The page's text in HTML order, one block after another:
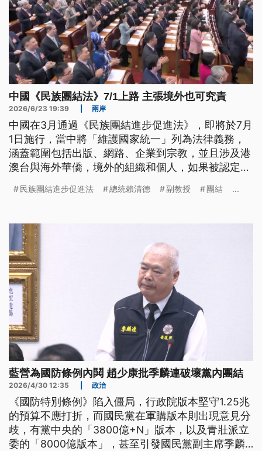
中國《民族團結法》7/1上路 主張境外也可究責
2026/6/23 19:39 兩岸
中國在3月通過《民族團結進步促進法》，即將於7月
1日施行，當中將「維護國家統一」列為法律義務，
涵蓋範圍包括出版、網路、企業到宗教，並且涉及港
澳台與海外華僑，境外的組織和個人，如果被認定有
任。陸委會提醒，中共用詞模糊，恐怕被任意冠上罪
民族團結進步促進法 總統賴清德 副教授 團結 ...
藍營為國防條例內鬨 趙少康批季麟連破壞黨內團結
2026/4/30 12:35 政治
《國防特別條例》陷入僵局，行政院版本堅守1.25兆
的預算不應打折，而國民黨在軍購版本則出現意見分
歧，有黨中央的「3800億+N」版本，以及青壯派立
委的「8000億版本」，甚至引發國民黨副主席季麟